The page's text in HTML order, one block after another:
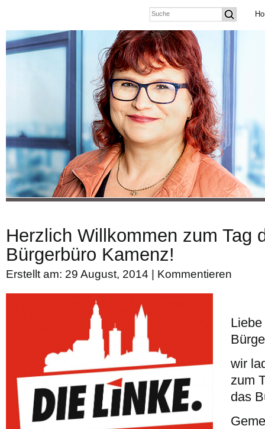
Herzlich Willkommen zum Tag
Bürgerbüro Kamenz!
Erstellt am: 29 August, 2014 | Kommentieren
wir
zum
das